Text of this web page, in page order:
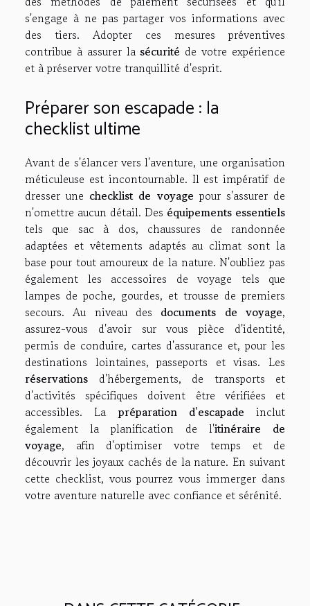
s'engage à ne pas partager vos informations avec
des tiers. Adopter ces mesures préventives
contribue à assurer lasécurité de votre expérience
et à préserver votre tranquillité d'esprit.
Préparer son escapade : la
checklist ultime
Avant de s'élancer vers l'aventure, une organisation
méticuleuse est incontournable. Il est impératif de
dresser une checklist de voyage pour s'assurer de
n'omettre aucun détail. Des équipements essentiels
tels que sac à dos, chaussures de randonnée
adaptées et vêtements adaptés au climat sont la
base pour tout amoureux de la nature. N'oubliez pas
également les accessoires de voyage tels que
lampes de poche, gourdes, et trousse de premiers
secours. Au niveau des documents de voyage,
assurez-vous d'avoir sur vous pièce d'identité,
permis de conduire, cartes d'assurance et, pour les
destinations lointaines, passeports et visas. Les
réservations d'hébergements, de transports et
d'activités spécifiques doivent être vérifiées et
accessibles. La préparation d'escapade inclut
également la planification de l'itinéraire de
voyage, afin d'optimiser votre temps et de
découvrir les joyaux cachés de la nature. En suivant
cette checklist, vous pourrez vous immerger dans
votre aventure naturelle avec confiance et sérénité.